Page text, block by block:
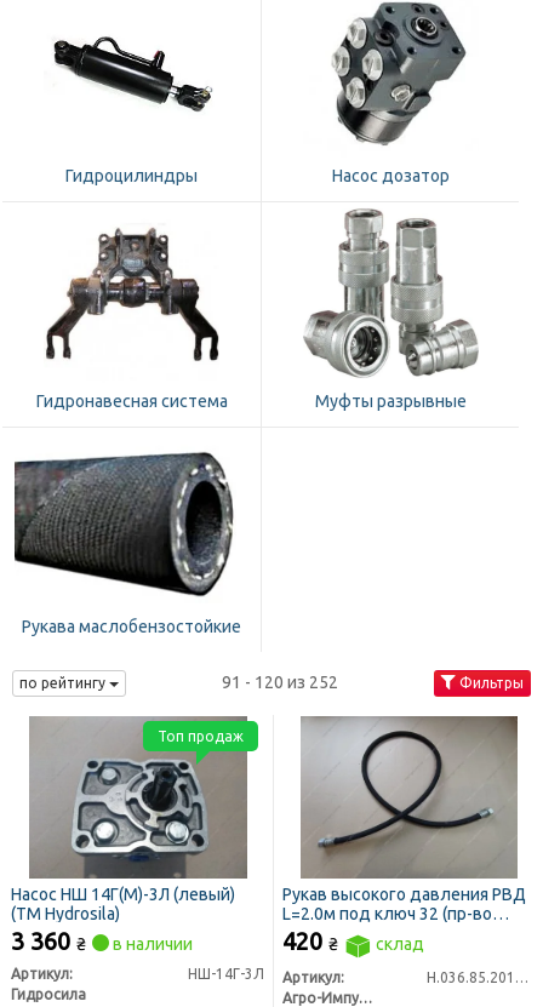
Гидроцилиндры Насос дозатор
Гидронавесная система Муфты разрывные
Рукава маслобензостойкие
по рейтингу 91 - 120 из 252 Фильтры
Насос НШ 14Г(М)-3Л (левый)
(ТМ Hydrosila)
3 360 ₴ в наличии
Артикул:
НШ-14Г-3Л
Гидросила
Топ продаж
Рукав высокого давления РВД
L=2.0м под ключ 32 (пр-во
Агро-Импульс)
420 ₴ склад
Артикул:
Н.036.85.2010 1SN
Агро-Импульс